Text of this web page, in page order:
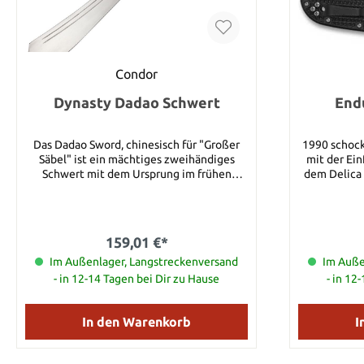
Condor
Dynasty Dadao Schwert
Das Dadao Sword, chinesisch für "Großer
Säbel" ist ein mächtiges zweihändiges
Schwert mit dem Ursprung im frühen
Scheide: 1,32 kg Gewicht mit Scheide: 1,58
kg Scheide: Inkl. Lederscheide
159,01 €*
Im Außenlager, Langstreckenversand
- in 12-14 Tagen bei Dir zu Hause
In den Warenkorb
1990
mit der
dem Delica
und das
geändert ! Nachdem die Modelle immer
wieder
verfügt
die das
verstärkt
Im
- in 12-